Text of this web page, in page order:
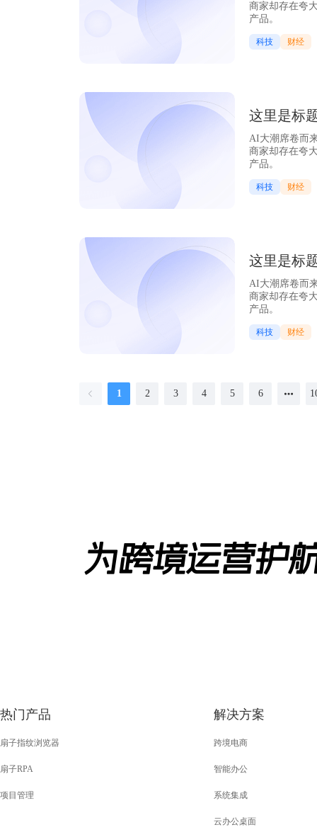
商家却存在夸
产品。
科技 财经
这里是标
AI大潮席卷而
商家却存在夸
产品。
科技 财经
这里是标
AI大潮席卷而
商家却存在夸
产品。
科技 财经
1 2 3 4 5 6
为跨境运营护
热门产品
扇子指纹浏览器
扇子RPA
项目管理
解决方案
跨境电商
智能办公
系统集成
云办公桌面